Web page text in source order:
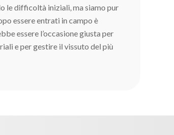
le difficoltà iniziali, ma siamo pur
essere entrati in campo è
essere l’occasione giusta per
e per gestire il vissuto del più